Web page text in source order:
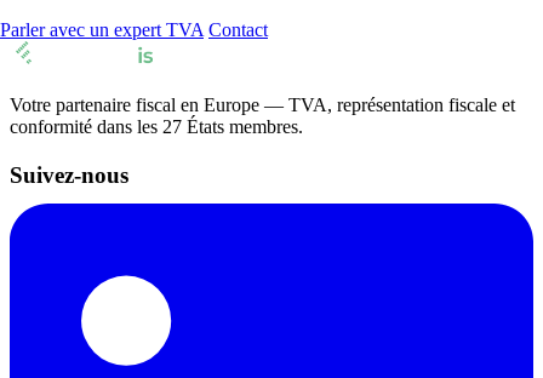
Parler avec un expert TVA Contact
Votre partenaire fiscal en Europe — TVA, représentation fiscale et
conformité dans les 27 États membres.
Suivez-nous